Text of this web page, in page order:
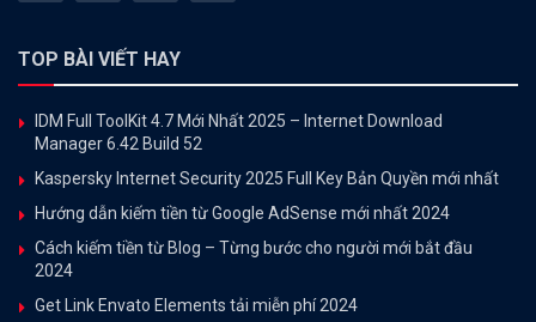
TOP BÀI VIẾT HAY
IDM Full ToolKit 4.7 Mới Nhất 2025 – Internet Download
Manager 6.42 Build 52
Kaspersky Internet Security 2025 Full Key Bản Quyền mới nhất
Hướng dẫn kiếm tiền từ Google AdSense mới nhất 2024
Cách kiếm tiền từ Blog – Từng bước cho người mới bắt đầu
2024
Get Link Envato Elements tải miễn phí 2024